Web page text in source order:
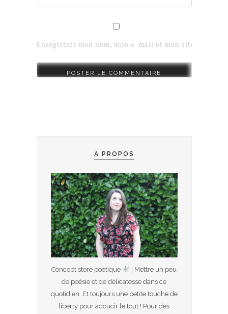
Enregistrer mon nom, mon e-mail et mon site dans le
A PROPOS
Concept store poétique
| Mettre un peu
de poésie et de délicatesse dans ce
quotidien. Et toujours une petite touche de
liberty pour adoucir le tout ! Pour des